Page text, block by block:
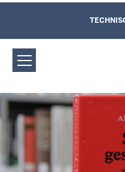
Sozialgericht
Sitzungstermine
Direkt zum Inhalt
Leichte Sprache,
und Kontaktformular